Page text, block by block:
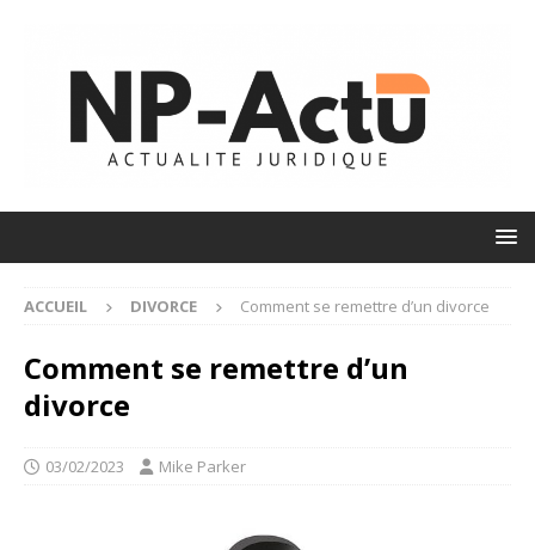
ACCUEIL DIVORCE Comment se remettre d’un divorce
Comment se remettre d’un
divorce
03/02/2023 Mike Parker